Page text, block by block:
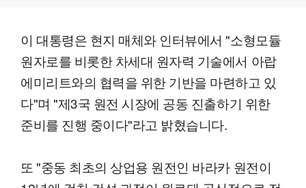
이 대통령은 현지 매체와 인터뷰에서 "소형모듈
원자로를 비롯한 차세대 원자력 기술에서 아랍
에미리트와의 협력을 위한 기반을 마련하고 있
다"며 "제3국 원전 시장에 공동 진출하기 위한
준비를 진행 중이다"라고 밝혔습니다.
또 "중동 최초의 상업용 원전인 바라카 원전이